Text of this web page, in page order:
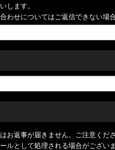
します。
わせについてはご返信できない場
お返事が届きません。ご注意くださ
ルとして処理される場合がござい